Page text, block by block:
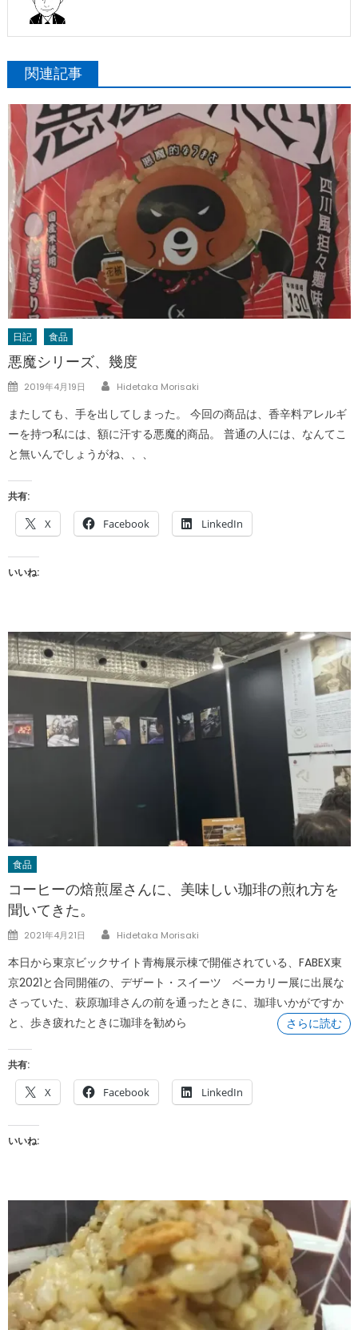
関連記事
日記 食品
悪魔シリーズ、幾度
Posted
2019年4月19日 Author
Hidetaka Morisaki
またしても、手を出してしまった。 今回の商品は、香辛料アレルギ
ーを持つ私には、額に汗する悪魔的商品。 普通の人には、なんてこ
と無いんでしょうがね、、、
共有:
X Facebook LinkedIn
いいね:
食品
コーヒーの焙煎屋さんに、美味しい珈琲の煎れ方を
聞いてきた。
Posted
2021年4月21日 Author
Hidetaka Morisaki
本日から東京ビックサイト青梅展示棟で開催されている、FABEX東
京2021と合同開催の、デザート・スイーツ ベーカリー展に出展な
さっていた、萩原珈琲さんの前を通ったときに、珈琲いかがですか
と、歩き疲れたときに珈琲を勧めら
さらに読む
共有:
X Facebook LinkedIn
いいね: